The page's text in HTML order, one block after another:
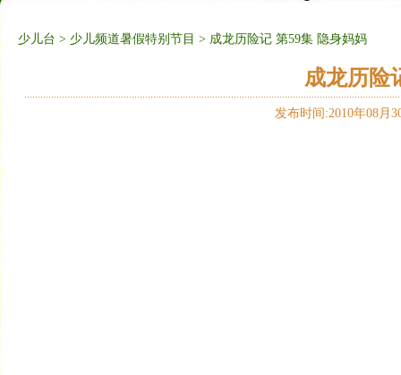
少儿台 > 少儿频道暑假特别节目 > 成龙历险记 第59集 隐身妈妈
成龙历险
发布时间:2010年08月